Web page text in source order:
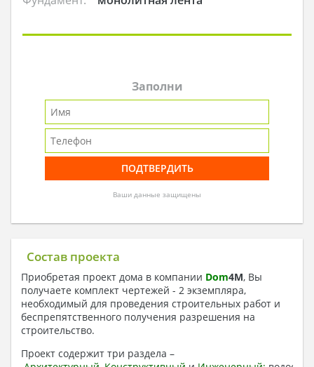
Заполни
Ваши данные защищены
Состав проекта
Приобретая проект дома в компании Dom4M, Вы
получаете комплект чертежей - 2 экземпляра,
необходимый для проведения строительных работ и
беспрепятственного получения разрешения на
строительство.
Проект содержит три раздела –